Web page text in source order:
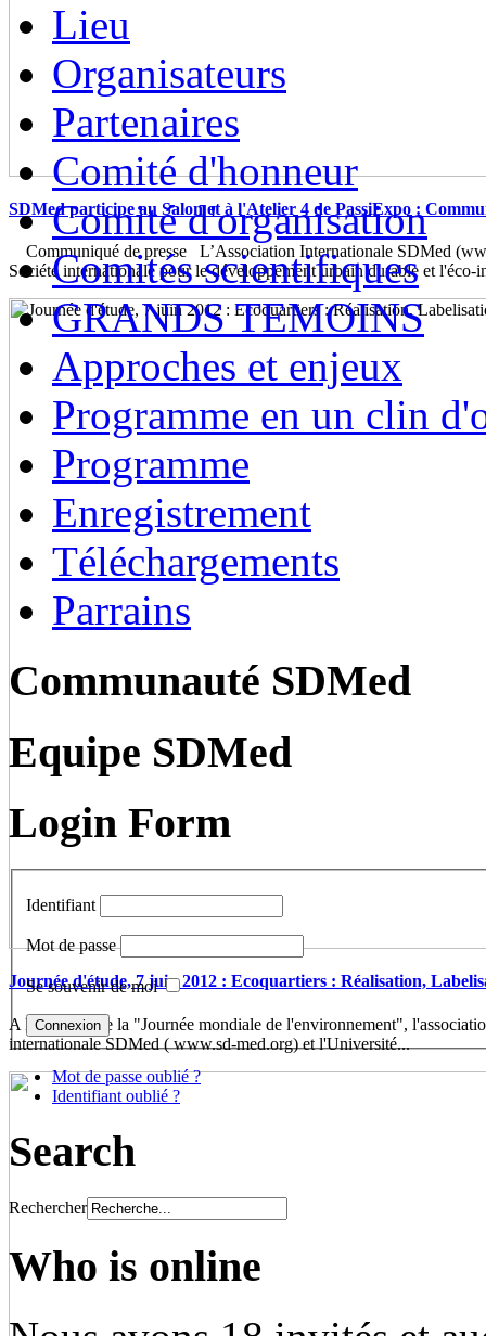
SDMed participe au Salon et à l'Atelier 4 de PassiExpo :
Communiqué de presse L’Association Internationale SDMed
Société internationale pour le développement urbain durable et
Journée d'étude, 7 juin 2012 : Ecoquartiers : Réalisation,
A l'occasion de la "Journée mondiale de l'environnement",
internationale SDMed ( www.sd-med.org) et l'Université...
Lieu
Organisateurs
Partenaires
Comité d'honneur
Comité d'organisation
Comités scientifiques
GRANDS TEMOINS
Approches et enjeux
Programme en un clin
Programme
Enregistrement
Téléchargements
Parrains
Communauté SDMed
Equipe SDMed
Login Form
Identifiant
Mot de passe
Se souvenir de moi
Mot de passe oublié ?
Identifiant oublié ?
Search
Rechercher
Who is online